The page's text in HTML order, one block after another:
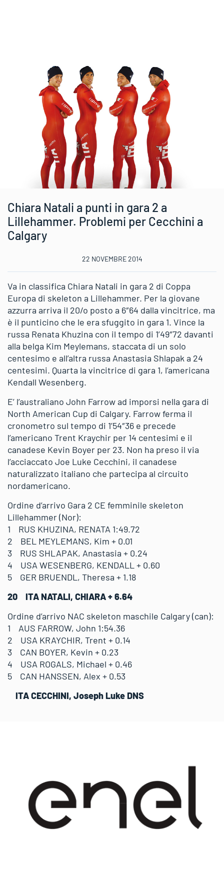
Chiara Natali a punti in gara 2 a
Lillehammer. Problemi per Cecchini a
Calgary
22 NOVEMBRE 2014
Va in classifica Chiara Natali in gara 2 di Coppa
Europa di skeleton a Lillehammer. Per la giovane
azzurra arriva il 20/o posto a 6″64 dalla vincitrice, ma
è il punticino che le era sfuggito in gara 1. Vince la
russa Renata Khuzina con il tempo di 1’49″72 davanti
alla belga Kim Meylemans, staccata di un solo
centesimo e all’altra russa Anastasia Shlapak a 24
centesimi. Quarta la vincitrice di gara 1, l’americana
Kendall Wesenberg.
E’ l’australiano John Farrow ad imporsi nella gara di
North American Cup di Calgary. Farrow ferma il
cronometro sul tempo di 1’54″36 e precede
l’americano Trent Kraychir per 14 centesimi e il
canadese Kevin Boyer per 23. Non ha preso il via
l’acciaccato Joe Luke Cecchini, il canadese
naturalizzato italiano che partecipa al circuito
nordamericano.
Ordine d’arrivo Gara 2 CE femminile skeleton
Lillehammer (Nor):
1 RUS KHUZINA, RENATA 1:49.72
2 BEL MEYLEMANS, Kim + 0.01
3 RUS SHLAPAK, Anastasia + 0.24
4 USA WESENBERG, KENDALL + 0.60
5 GER BRUENDL, Theresa + 1.18
20 ITA NATALI, CHIARA + 6.64
Ordine d’arrivo NAC skeleton maschile Calgary (can):
1 AUS FARROW, John 1:54.36
2 USA KRAYCHIR, Trent + 0.14
3 CAN BOYER, Kevin + 0.23
4 USA ROGALS, Michael + 0.46
5 CAN HANSSEN, Alex + 0.53
ITA CECCHINI, Joseph Luke DNS